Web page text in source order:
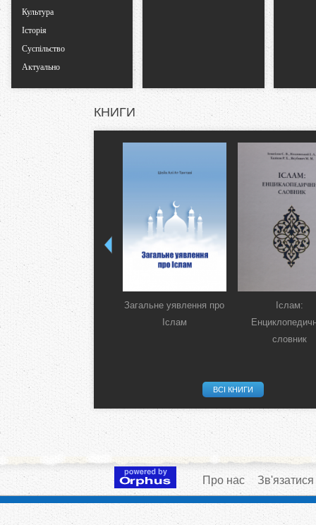
Культура
Історія
Суспільство
Актуально
КНИГИ
Загальне уявлення про
Іслам
Іслам:
словник
ВСІ КНИГИ
Про нас